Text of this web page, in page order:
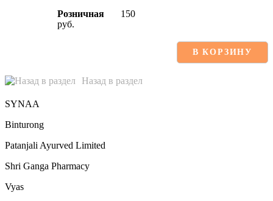
Розничная
150
руб.
В КОРЗИНУ
Назад в раздел
SYNAA
Binturong
Patanjali Ayurved Limited
Shri Ganga Pharmacy
Vyas